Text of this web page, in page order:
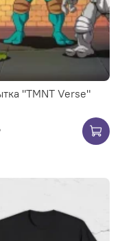
"TMNT Verse"